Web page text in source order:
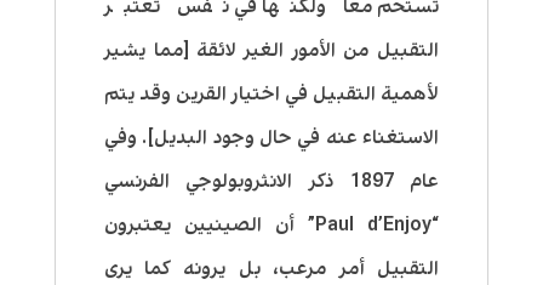
تستحم معا ولكنها في نفس تعتبر
التقبيل من الأمور الغير لائقة [مما يشير
لأهمية التقبيل في اختيار القرين وقد يتم
الاستغناء عنه في حال وجود البديل] . وفي
عام 1897
ذكر الانثروبولوجي الفرنسي
“Paul d’Enjoy” أن الصينيين يعتبرون
التقبيل أمر مرعب، بل يرونه كما يرى